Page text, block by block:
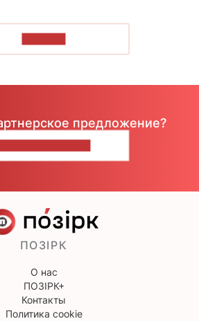
предложение?
ПОЗІРК
О нас
ПОЗІРК+
Контакты
Политика cookie